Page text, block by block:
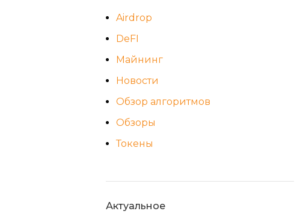
Airdrop
DeFI
Майнинг
Новости
Обзор алгоритмов
Обзоры
Токены
Актуальное